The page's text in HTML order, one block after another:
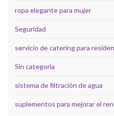
ropa elegante para mujer
Seguridad
servicio de catering para
Sin categoría
sistema de filtración de agua
suplementos para mejorar el